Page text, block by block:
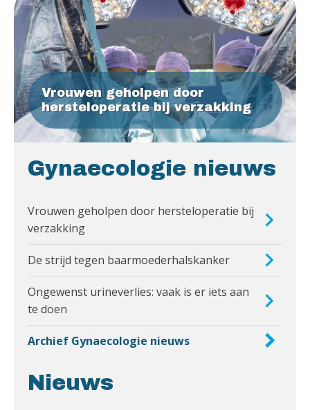
Vrouwen geholpen door
hersteloperatie bij verzakking
Gynaecologie nieuws
Vrouwen geholpen door hersteloperatie bij
verzakking
De strijd tegen baarmoederhalskanker
Ongewenst urineverlies: vaak is er iets aan
te doen
Archief Gynaecologie nieuws
Nieuws